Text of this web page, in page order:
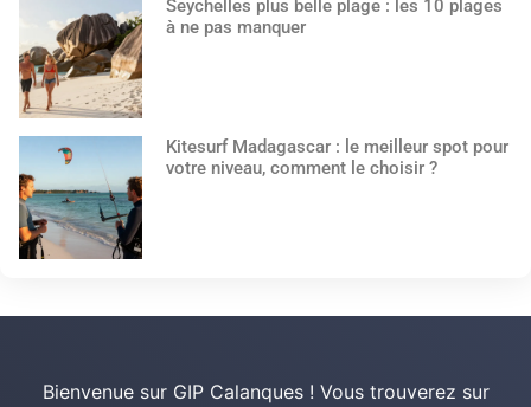
Seychelles plus belle plage : les 10 plages
à ne pas manquer
Kitesurf Madagascar : le meilleur spot pour
votre niveau, comment le choisir ?
Bienvenue sur GIP Calanques ! Vous trouverez sur